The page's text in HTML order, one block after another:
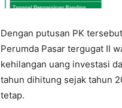
Dengan putusan PK
Perumda Pasar tergugat II
kehilangan uang investasi
tahun dihitung sejak tahun
tetap.